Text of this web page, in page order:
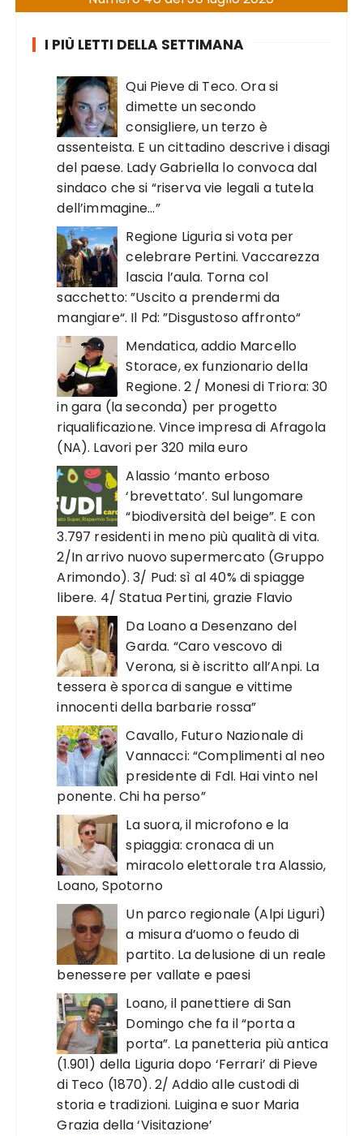
I PIÙ LETTI DELLA SETTIMANA
Qui Pieve di Teco. Ora si
dimette un secondo
consigliere, un terzo è
assenteista. E un cittadino descrive i disagi
del paese. Lady Gabriella lo convoca dal
sindaco che si “riserva vie legali a tutela
dell’immagine…”
Regione Liguria si vota per
celebrare Pertini. Vaccarezza
lascia l’aula. Torna col
sacchetto: ”Uscito a prendermi da
mangiare“. Il Pd: ”Disgustoso affronto“
Mendatica, addio Marcello
Storace, ex funzionario della
Regione. 2 / Monesi di Triora: 30
in gara (la seconda) per progetto
riqualificazione. Vince impresa di Afragola
(NA). Lavori per 320 mila euro
Alassio ‘manto erboso
‘brevettato’. Sul lungomare
“biodiversità del beige”. E con
3.797 residenti in meno più qualità di vita.
2/In arrivo nuovo supermercato (Gruppo
Arimondo). 3/ Pud: sì al 40% di spiagge
libere. 4/ Statua Pertini, grazie Flavio
Da Loano a Desenzano del
Garda. “Caro vescovo di
Verona, si è iscritto all’Anpi. La
tessera è sporca di sangue e vittime
innocenti della barbarie rossa”
Cavallo, Futuro Nazionale di
Vannacci: “Complimenti al neo
presidente di FdI. Hai vinto nel
ponente. Chi ha perso”
La suora, il microfono e la
spiaggia: cronaca di un
miracolo elettorale tra Alassio,
Loano, Spotorno
Un parco regionale (Alpi Liguri)
a misura d’uomo o feudo di
partito. La delusione di un reale
benessere per vallate e paesi
Loano, il panettiere di San
Domingo che fa il “porta a
porta”. La panetteria più antica
(1.901) della Liguria dopo ‘Ferrari’ di Pieve
di Teco (1870). 2/ Addio alle custodi di
storia e tradizioni. Luigina e suor Maria
Grazia della ‘Visitazione’